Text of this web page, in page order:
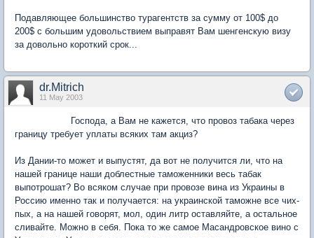
Подавляющее большинство турагентств за сумму от 100$ до
200$ с большим удовольствием выправят Вам шенгенскую визу
за довольно короткий срок...
dr.Mitrich
11 May 2003
Господа, а Вам не кажется, что провоз табака через
границу требует уплаты всяких там акциз?
Из Дании-то может и выпустят, да вот не получится ли, что на
нашей границе наши доблестные таможенники весь табак
выпотрошат? Во всяком случае при провозе вина из Украины в
Россию именно так и получается: на украинской таможне все чих-
пых, а на нашей говорят, мол, один литр оставляйте, а остальное
сливайте. Можно в себя. Пока то же самое Масандровское вино с